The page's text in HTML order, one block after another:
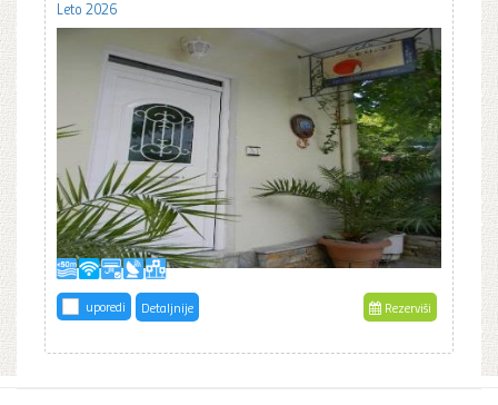
Leto 2026
uporedi Detaljnije Rezerviši